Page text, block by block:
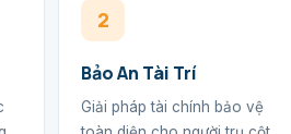
2
Bảo An Tài Trí
Giải pháp tài chính bảo vệ